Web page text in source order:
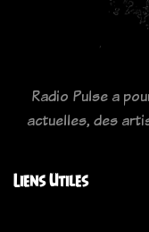
Radio Pulse a
actuelles, des
Liens Utiles